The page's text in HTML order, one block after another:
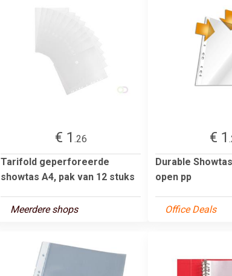
€ 1 .26
Tarifold geperforeerde
showtas A4, pak van 12 stuks
Meerdere shops
€ 1
Durable
open pp
Office Deals